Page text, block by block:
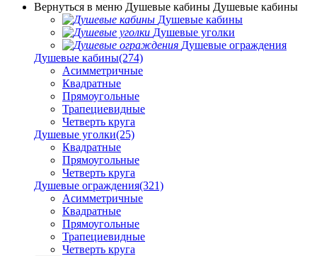
Вернуться в меню Душевые кабины Душевые кабины
Душевые кабины
Душевые уголки
Душевые ограждения
Душевые кабины(274)
Асимметричные
Квадратные
Прямоугольные
Трапециевидные
Четверть круга
Душевые уголки(25)
Квадратные
Прямоугольные
Четверть круга
Душевые ограждения(321)
Асимметричные
Квадратные
Прямоугольные
Трапециевидные
Четверть круга